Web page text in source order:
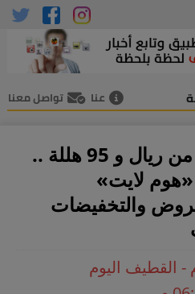
عنا تواصل معنا
عروض مجنونة تبدأ من ريال و 95 هللة ..
لايت»
والتخفيضات
- القطيف اليوم